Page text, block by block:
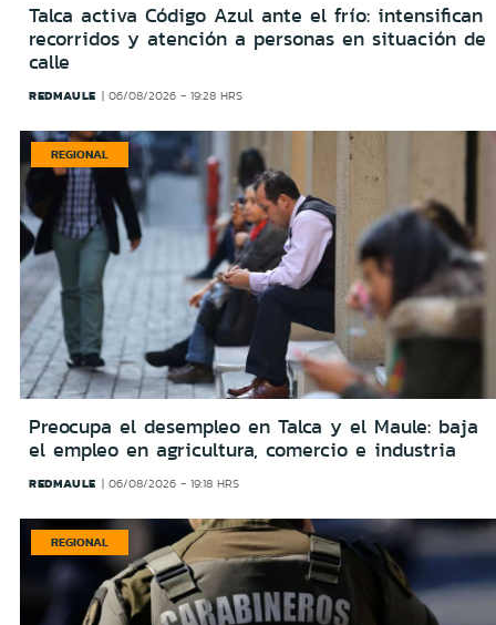
Talca activa Código Azul ante el frío: intensifican
recorridos y atención a personas en situación de
calle
REDMAULE 06/08/2026 - 19:28 HRS
REGIONAL
Preocupa el desempleo en Talca y el Maule: baja
el empleo en agricultura, comercio e industria
REDMAULE 06/08/2026 - 19:18 HRS
REGIONAL